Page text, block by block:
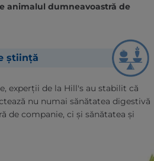
animalul dumneavoastră de
știință
experții de la Hill's au stabilit că
nu numai sănătatea digestivă
de companie, ci și sănătatea și